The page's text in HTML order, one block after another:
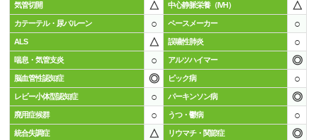
気管切開 △ 中心静脈栄養（IVH） △
カテーテル・尿バルーン ○ ペースメーカー ○
ALS △ 誤嚥性肺炎 ○
喘息・気管支炎 ○ アルツハイマー ◎
脳血管性認知症 ◎ ピック病 ○
レビー小体型認知症 ○ パーキンソン病 ◎
廃用症候群 ○ うつ・鬱病 ○
統合失調症 △ リウマチ・関節症 ◎